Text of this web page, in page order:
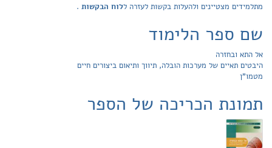
מתלמידים מצטיינים ולהעלות בקשות לעזרה ללוח הבקשות .
שם ספר הלימוד
אל התא ובחזרה
היבטים תאיים של מערכות הובלה, תיווך ותיאום ביצורים חיים
מטמו"ן
תמונת הכריכה של הספר